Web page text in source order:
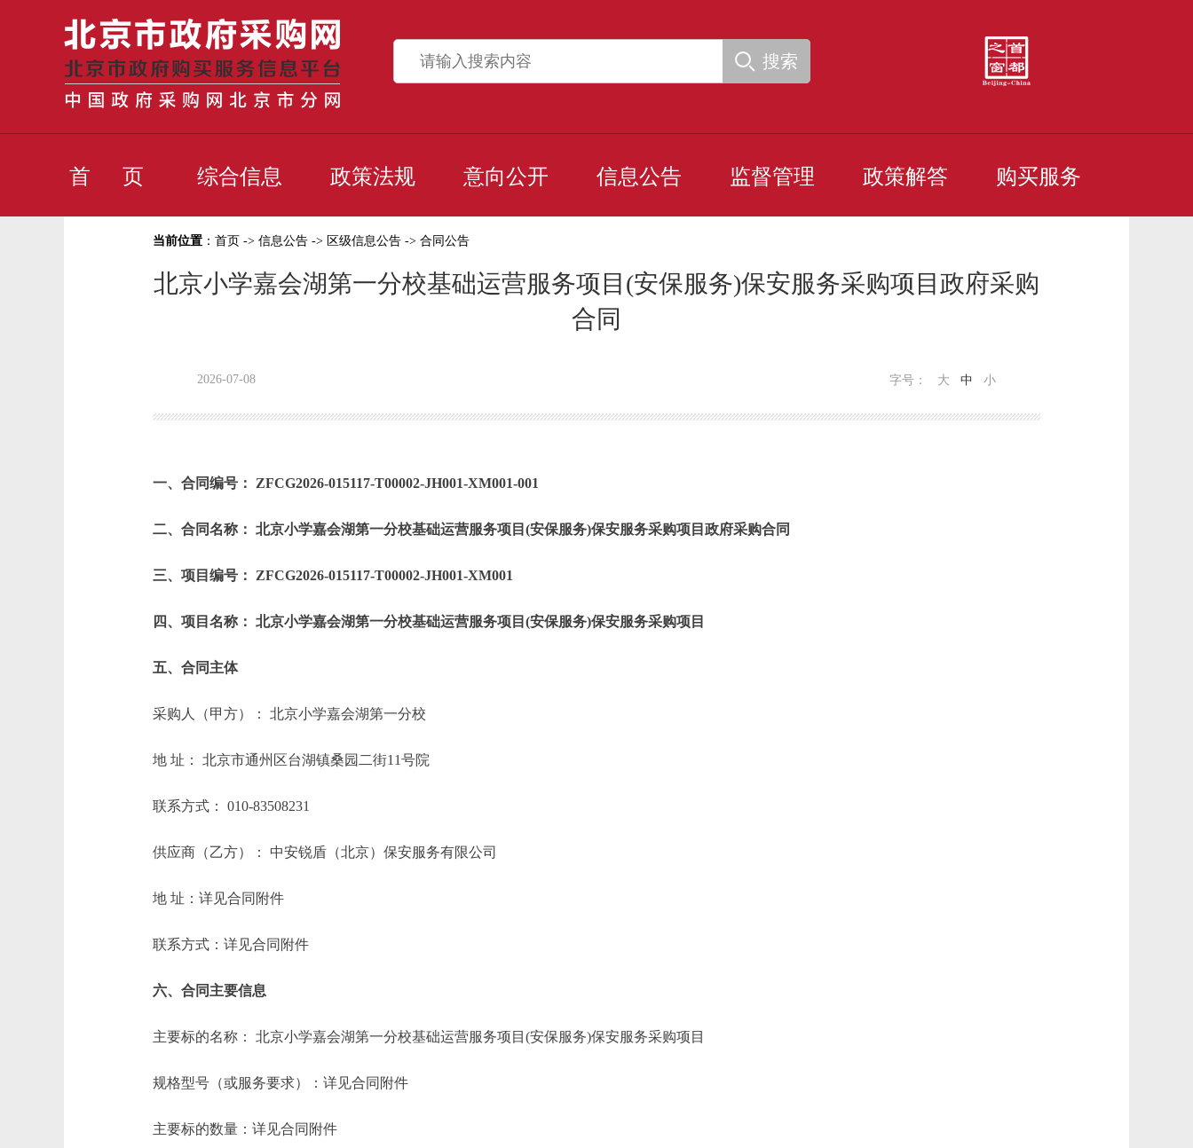
搜索
首 页 综合信息 政策法规 意向公开 信息公告 监督管理 政策解答 购买服务
当前位置 ： 首页 -> 信息公告 -> 区级信息公告 -> 合同公告
北京小学嘉会湖第一分校基础运营服务项目(安保服务)保安服务采购项目政府采购
合同
2026-07-08 字号： 大 中 小
一、合同编号： ZFCG2026-015117-T00002-JH001-XM001-001
二、合同名称： 北京小学嘉会湖第一分校基础运营服务项目(安保服务)保安服务采购项目政府采购合同
三、项目编号： ZFCG2026-015117-T00002-JH001-XM001
四、项目名称： 北京小学嘉会湖第一分校基础运营服务项目(安保服务)保安服务采购项目
五、合同主体
采购人（甲方）： 北京小学嘉会湖第一分校
地 址： 北京市通州区台湖镇桑园二街11号院
联系方式： 010-83508231
供应商（乙方）： 中安锐盾（北京）保安服务有限公司
地 址：详见合同附件
联系方式：详见合同附件
六、合同主要信息
主要标的名称： 北京小学嘉会湖第一分校基础运营服务项目(安保服务)保安服务采购项目
规格型号（或服务要求）：详见合同附件
主要标的数量：详见合同附件